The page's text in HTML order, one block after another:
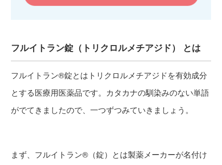
フルイトラン錠（トリクロルメチアジド） とは
フルイトラン®錠とはトリクロルメチアジドを有効成分
とする医療用医薬品です。カタカナの馴染みのない単語
がでてきましたので、一つずつみていきましょう。
まず、フルイトラン®（錠）とは製薬メーカーが名付け